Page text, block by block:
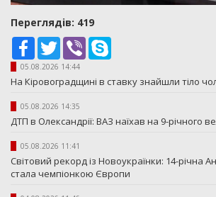
Переглядiв: 419
Facebook
TwitterViber
05.08.2026 14:44
На Кіровоградщині в ставку знайшли тіло
05.08.2026 14:35
ДТП в Олександрії: ВАЗ наїхав на 9-річного
05.08.2026 11:41
Світовий рекорд із Новоукраїнки: 14-річна
стала чемпіонкою Європи